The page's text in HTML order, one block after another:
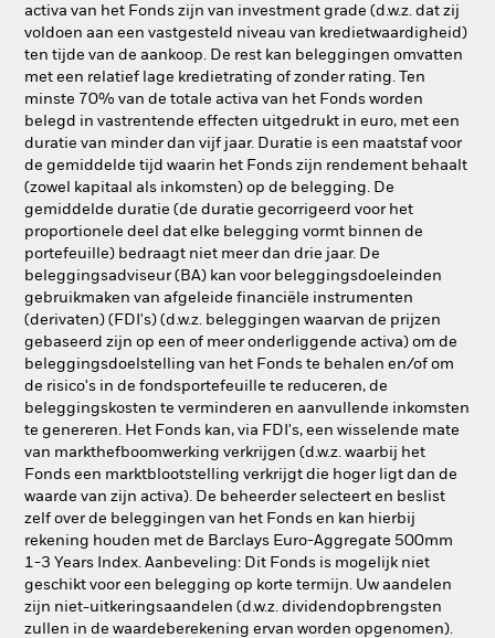
activa van het Fonds zijn van investment grade (d.w.z. dat zij
voldoen aan een vastgesteld niveau van kredietwaardigheid)
ten tijde van de aankoop. De rest kan beleggingen omvatten
met een relatief lage kredietrating of zonder rating. Ten
minste 70% van de totale activa van het Fonds worden
belegd in vastrentende effecten uitgedrukt in euro, met een
duratie van minder dan vijf jaar. Duratie is een maatstaf voor
de gemiddelde tijd waarin het Fonds zijn rendement behaalt
(zowel kapitaal als inkomsten) op de belegging. De
gemiddelde duratie (de duratie gecorrigeerd voor het
proportionele deel dat elke belegging vormt binnen de
portefeuille) bedraagt niet meer dan drie jaar. De
beleggingsadviseur (BA) kan voor beleggingsdoeleinden
gebruikmaken van afgeleide financiële instrumenten
(derivaten) (FDI's) (d.w.z. beleggingen waarvan de prijzen
gebaseerd zijn op een of meer onderliggende activa) om de
beleggingsdoelstelling van het Fonds te behalen en/of om
de risico's in de fondsportefeuille te reduceren, de
beleggingskosten te verminderen en aanvullende inkomsten
te genereren. Het Fonds kan, via FDI's, een wisselende mate
van markthefboomwerking verkrijgen (d.w.z. waarbij het
Fonds een marktblootstelling verkrijgt die hoger ligt dan de
waarde van zijn activa). De beheerder selecteert en beslist
zelf over de beleggingen van het Fonds en kan hierbij
rekening houden met de Barclays Euro-Aggregate 500mm
1-3 Years Index. Aanbeveling: Dit Fonds is mogelijk niet
geschikt voor een belegging op korte termijn. Uw aandelen
zijn niet-uitkeringsaandelen (d.w.z. dividendopbrengsten
zullen in de waardeberekening ervan worden opgenomen).